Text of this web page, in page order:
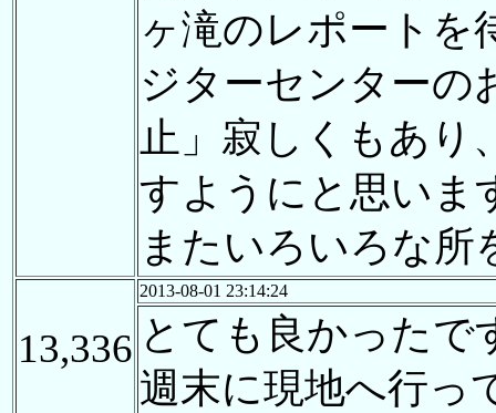
ヶ滝のレポートを
ジターセンターの
止」寂しくもあり
すようにと思いま
またいろいろな所
13,336
2013-08-01 23:14:24
とても良かったで
週末に現地へ行っ